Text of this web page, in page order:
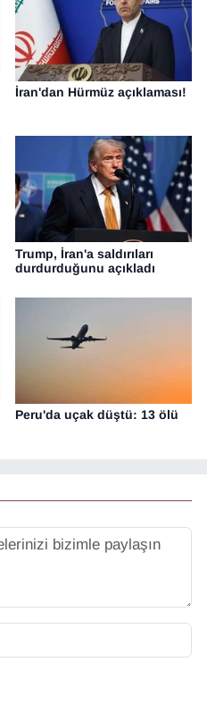
İran'dan Hürmüz açıklaması!
Trump, İran'a saldırıları
durdurduğunu açıkladı
Peru'da uçak düştü: 13 ölü